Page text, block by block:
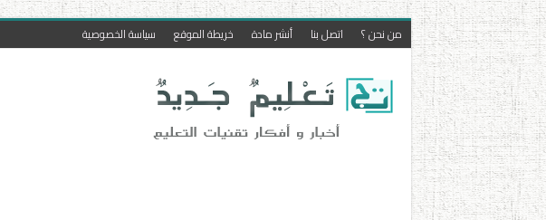
من نحن ؟ اتصل بنا أنشر مادة خريطة الموقع سياسة الخصوصية